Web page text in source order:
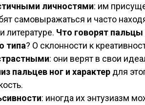
личностями: им
самовыражаться и часто
литературе. Что говорят пальцы
типа? О склонности к
: они верят в свои
пальцев ног и характер для
: иногда их энтузиазм